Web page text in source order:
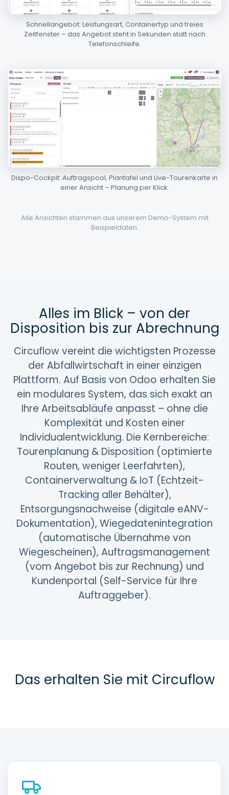
Schnellangebot: Leistungsart, Containertyp und freies
Zeitfenster – das Angebot steht in Sekunden statt nach
Telefonschleife.
Dispo-Cockpit: Auftragspool, Plantafel und Live-Tourenkarte in
einer Ansicht – Planung per Klick.
Alle Ansichten stammen aus unserem Demo-System mit
Beispieldaten.
Alles im Blick – von der
Disposition bis zur Abrechnung
Circuflow vereint die wichtigsten Prozesse
der Abfallwirtschaft in einer einzigen
Plattform. Auf Basis von Odoo erhalten Sie
ein modulares System, das sich exakt an
Ihre Arbeitsabläufe anpasst – ohne die
Komplexität und Kosten einer
Individualentwicklung. Die Kernbereiche:
Tourenplanung & Disposition (optimierte
Routen, weniger Leerfahrten),
Containerverwaltung & IoT (Echtzeit-
Tracking aller Behälter),
Entsorgungsnachweise (digitale eANV-
Dokumentation), Wiegedatenintegration
(automatische Übernahme von
Wiegescheinen), Auftragsmanagement
(vom Angebot bis zur Rechnung) und
Kundenportal (Self-Service für Ihre
Auftraggeber).
Das erhalten Sie mit Circuflow